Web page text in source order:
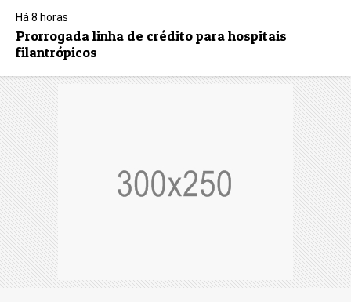
Há 8 horas
Prorrogada linha de crédito para hospitais
filantrópicos